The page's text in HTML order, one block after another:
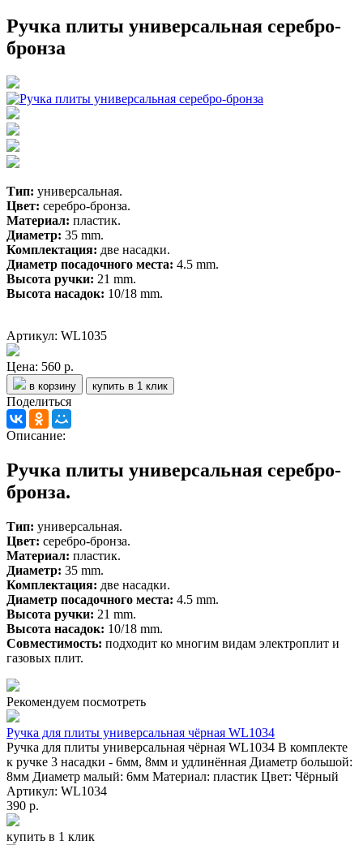
Ручка плиты универсальная серебро-
бронза
Тип: универсальная.
Цвет: серебро-бронза.
Материал: пластик.
Диаметр: 35 mm.
Комплектация: две насадки.
Диаметр посадочного места: 4.5 mm.
Высота ручки: 21 mm.
Высота насадок: 10/18 mm.
Артикул: WL1035
Цена: 560 р.
в корзину купить в 1 клик
Поделиться
Описание:
Ручка плиты универсальная серебро-
бронза.
Тип: универсальная.
Цвет: серебро-бронза.
Материал: пластик.
Диаметр: 35 mm.
Комплектация: две насадки.
Диаметр посадочного места: 4.5 mm.
Высота ручки: 21 mm.
Высота насадок: 10/18 mm.
Совместимость: подходит ко многим видам электроплит и
газовых плит.
Рекомендуем посмотреть
Ручка для плиты универсальная чёрная WL1034
Ручка для плиты универсальная чёрная WL1034 В комплекте
к ручке 3 насадки - 6мм, 8мм и удлинённая Диаметр большой:
8мм Диаметр малый: 6мм Материал: пластик Цвет: Чёрный
Артикул: WL1034
390 р.
купить в 1 клик